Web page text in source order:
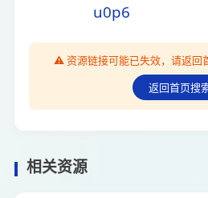
u0p6
⚠️ 资源链接可能已失效，请返回
返回首页搜
相关资源